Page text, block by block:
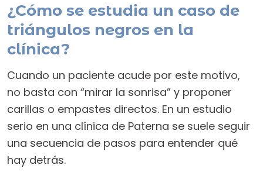
¿Cómo se estudia un caso de
triángulos negros en la
clínica?
Cuando un paciente acude por este motivo,
no basta con “mirar la sonrisa” y proponer
carillas o empastes directos. En un estudio
serio en una clínica de Paterna se suele seguir
una secuencia de pasos para entender qué
hay detrás.